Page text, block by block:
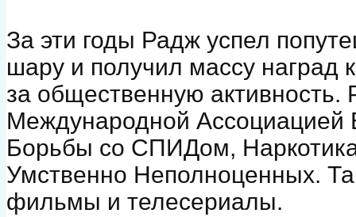
За эти годы Радж успел
шару и получил массу наград
за общественную активность.
Международной Ассоциацией
Борьбы со СПИДом,
Умственно Неполноценных.
фильмы и телесериалы.